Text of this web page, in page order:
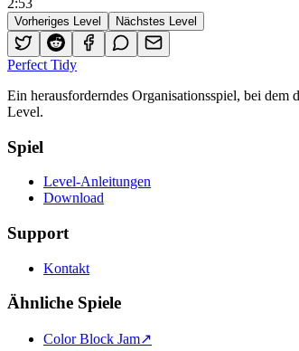
Vorheriges Level Nächstes Level
Perfect Tidy
Ein herausforderndes Organisationsspiel, bei dem
Level.
Spiel
Level-Anleitungen
Download
Support
Kontakt
Ähnliche Spiele
Color Block Jam↗️